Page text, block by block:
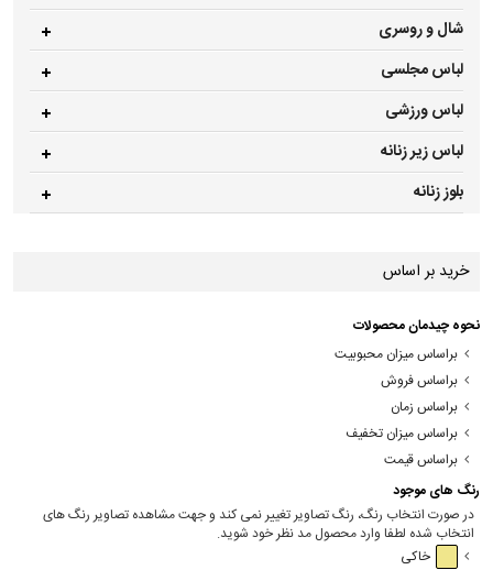
شال و روسری
لباس مجلسی
لباس ورزشی
لباس زیر زنانه
بلوز زنانه
خرید بر اساس
نحوه چیدمان محصولات
براساس میزان محبوبیت
براساس فروش
براساس زمان
براساس میزان تخفیف
براساس قیمت
رنگ های موجود
در صورت انتخاب رنگ، رنگ تصاویر تغییر نمی کند و جهت مشاهده تصاویر رنگ های
انتخاب شده لطفا وارد محصول مد نظر خود شوید.
خاکی